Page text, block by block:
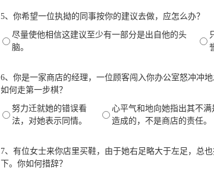
5、你希望一位执拗的同事按你的建议去做，应怎么办？
尽量使他相信这建议至少有一部分是出自他的头
脑。
6、你是一家商店的经理，一位顾客闯入你办公室怒冲冲
如何走第一步棋？
努力迁就她的错误看
法，对她表示同情。
心平气和地向她指出其不满
造成的，不是商店的责任。
7、有位女士来你店里买鞋，由于她右足略大于左足，总
下。你如何措辞？